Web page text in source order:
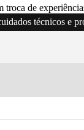
técnicos e